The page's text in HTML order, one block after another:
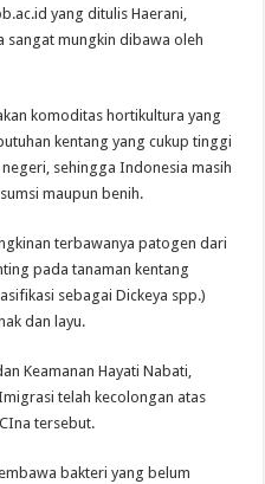
yang ditulis Haerani,
sangat mungkin dibawa oleh
komoditas hortikultura yang
kentang yang cukup tinggi
sehingga Indonesia masih
maupun benih.
terbawanya patogen dari
pada tanaman kentang
sebagai Dickeya spp.)
dan layu.
Keamanan Hayati Nabati,
telah kecolongan atas
tersebut.
bakteri yang belum